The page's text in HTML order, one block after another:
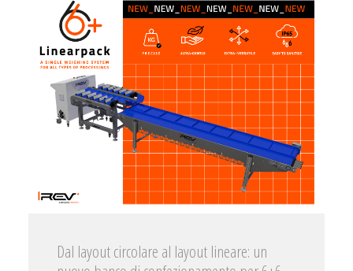
Dal layout circolare al layout lineare: un